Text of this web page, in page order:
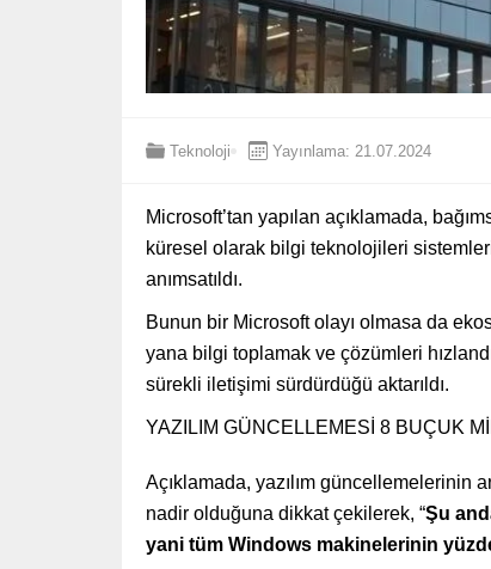
Teknoloji Yayınlama: 21.07.2024
Microsoft’tan yapılan açıklamada,
küresel olarak bilgi teknolojileri
anımsatıldı.
Bunun bir Microsoft olayı olmasa da
yana bilgi toplamak ve çözümleri
sürekli iletişimi sürdürdüğü aktarıldı.
YAZILIM GÜNCELLEMESİ 8 BUÇUK
Açıklamada, yazılım güncellemelerinin
nadir olduğuna dikkat çekilerek, “Şu
yani tüm Windows makinelerinin